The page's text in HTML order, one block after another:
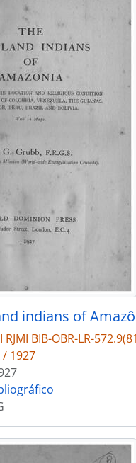
RJMI BIB-OBR-LR-
/ 1927